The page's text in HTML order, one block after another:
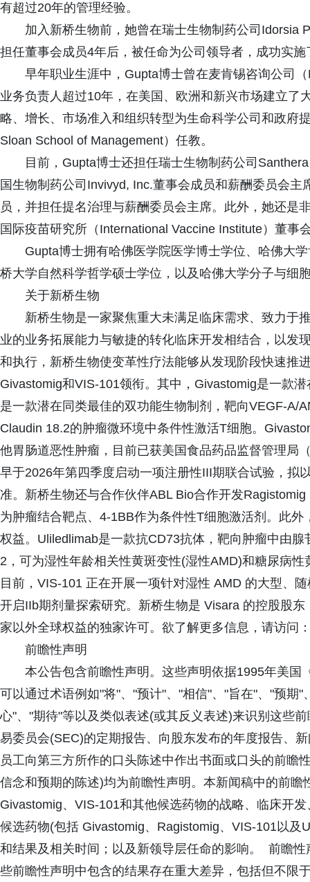
有超过20年的管理经验。
加入新桥生物前，她曾在瑞士生物制药公司Idorsia
担任董事会成员4年后，被任命为公司领导者，成功实
早年职业生涯中，Gupta博士曾在麦肯锡咨询公司
业务负责人超过10年，在美国、欧洲和新兴市场建立了
略、增长、市场准入和组织转型为生命科学公司和政府
Sloan School of Management）任教。
目前，Gupta博士还担任瑞士生物制药公司
国生物制药公司Invivyd, Inc.董事会成员和薪酬委员会
员，并担任提名治理与薪酬委员会主席。此外，她还是
国际疫苗研究所（International Vaccine Institute）董事
Gupta博士拥有哈佛医学院医学博士学位、哈佛大
桥大学自然科学哲学硕士学位，以及哈佛大学分子与细
关于新桥生物
新桥生物是一家聚焦重大未满足临床需求、致力于
业的业务拓展能力与敏捷的转化临床开发相结合，以发
和执行，新桥生物使变革性疗法能够从发现阶段快速推
Givastomig和VIS-101领衔。其中，Givastomig是一款
是一款潜在同类最佳的双功能生物制剂，靶向VEGF-A/
Claudin 18.2的肿瘤微环境中条件性激活T细胞。
他胃肠道恶性肿瘤，目前已获美国食品药品监督管理局
早于2026年第四季度启动一项注册性III期联合试验，拟
准。新桥生物还与合作伙伴ABL Bio合作开发
为肿瘤结合靶点、4-1BB作为条件性T细胞激活剂。此
权益。Uliledlimab是一款抗CD73抗体，靶向肿瘤中由
2，可为湿性年龄相关性黄斑变性(湿性AMD)和糖尿病
目前，VIS-101 正在开展一项针对湿性 AMD 的大型、
开启IIb期剂量探索研究。新桥生物是 Visara 的控股股
家以外全球权益的独家许可。欲了解更多信息，请访问
前瞻性声明
本公告包含前瞻性声明。这些声明依据1995年美
可以通过术语例如"将"、"预计"、"相信"、"旨在"、"预期
心"、"期待"等以及类似表述(或其反义表述)来识别这些
易委员会(SEC)的定期报告、向股东发布的年度报告、
员工向第三方所作的口头陈述中作出书面或口头的前瞻
信念和预期的陈述)均为前瞻性声明。本新闻稿中的前
Givastomig、VIS-101和其他候选药物的战略、临床开
候选药物(包括 Givastomig、Ragistomig、VIS-101以
和结果及相关时间；以及新领导层任命的影响。 前瞻
些前瞻性声明中包含的结果存在重大差异，包括但不限